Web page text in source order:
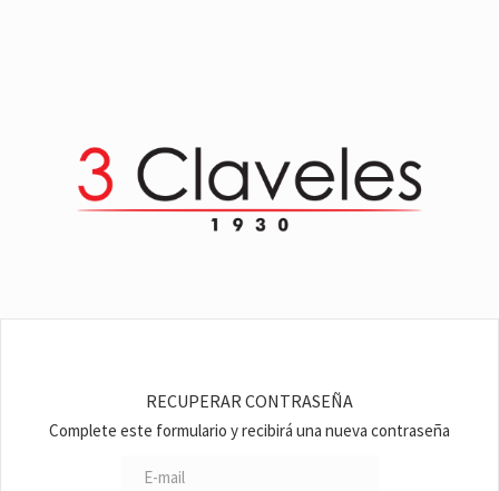
RECUPERAR CONTRASEÑA
Complete este formulario y recibirá una nueva contraseña